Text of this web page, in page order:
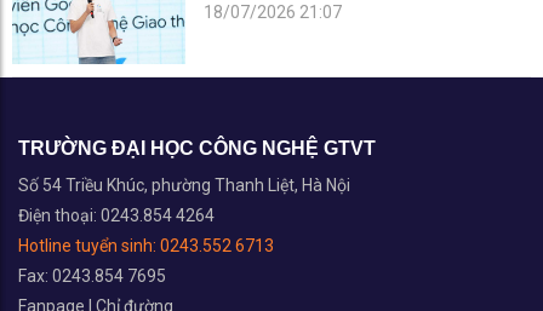
18/07/2026 21:07
TRƯỜNG ĐẠI HỌC CÔNG NGHỆ GTVT
Số 54 Triều Khúc, phường Thanh Liệt, Hà Nội
Điện thoại: 0243.854 4264
Hotline tuyển sinh: 0243.552 6713
Fax: 0243.854 7695
Fanpage
Chỉ đường